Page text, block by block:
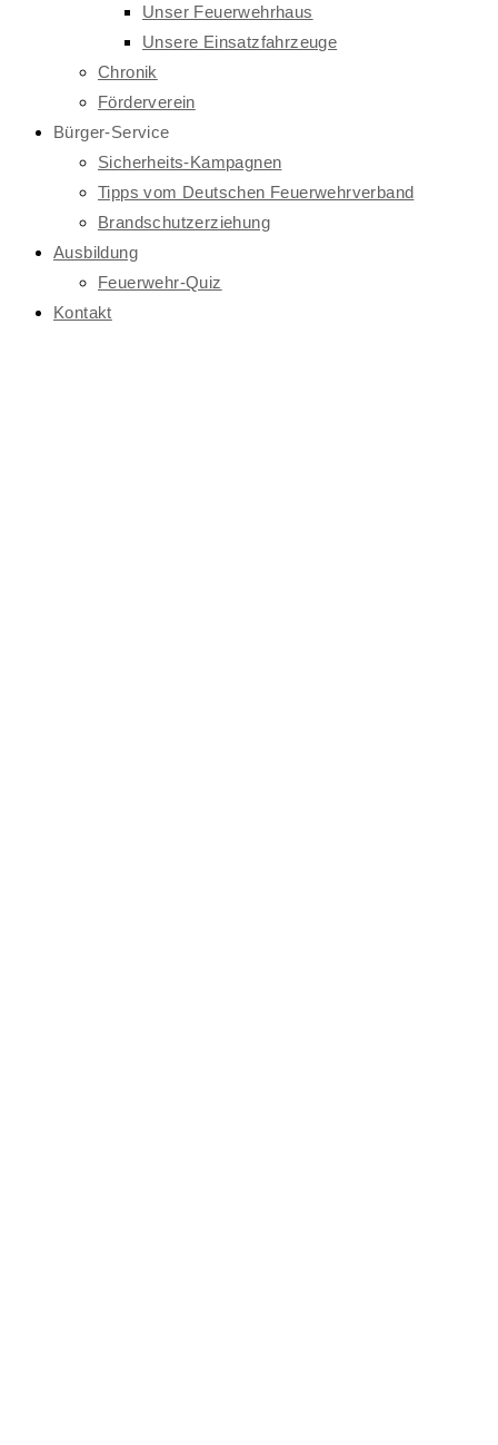
Unser Feuerwehrhaus
Unsere Einsatzfahrzeuge
Chronik
Förderverein
Bürger-Service
Sicherheits-Kampagnen
Tipps vom Deutschen Feuerwehrverband
Brandschutzerziehung
Ausbildung
Feuerwehr-Quiz
Kontakt